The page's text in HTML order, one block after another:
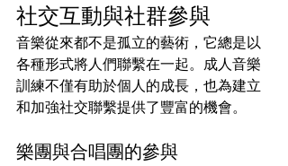
社交互動與社群參與
音樂從來都不是孤立的藝術，它總是以
各種形式將人們聯繫在一起。成人音樂
訓練不僅有助於個人的成長，也為建立
和加強社交聯繫提供了豐富的機會。
樂團與合唱團的參與